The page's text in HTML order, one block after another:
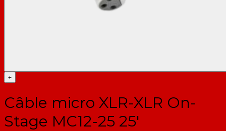
+
Câble micro XLR-XLR On-
Stage MC12-25 25'